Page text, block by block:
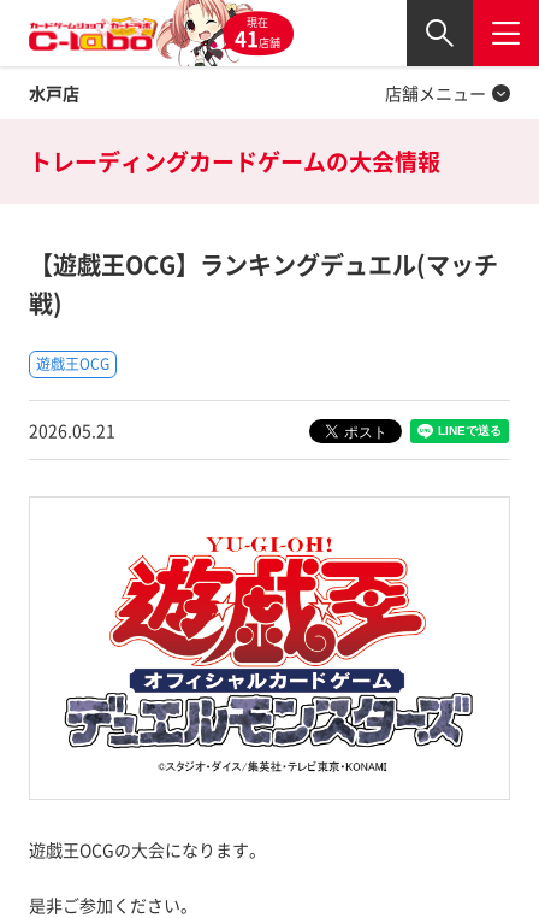
現在
41店舗
水戸店
閉じる
店舗メニュー
Twitter
トレーディングカードゲームの大会情報
【遊戯王OCG】ランキングデュエル(マッチ
戦)
遊戯王OCG
2026.05.21
遊戯王OCGの大会になります。
是非ご参加ください。